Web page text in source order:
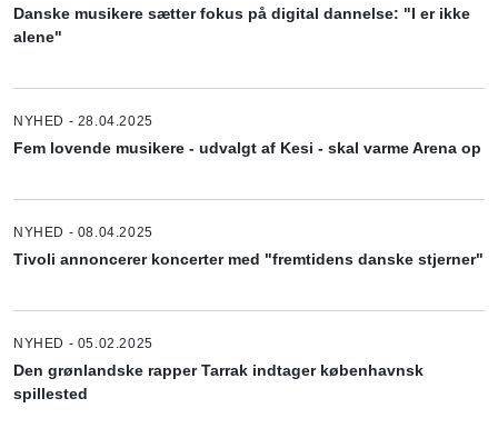
Danske musikere sætter fokus på digital dannelse: "I er ikke
alene"
NYHED - 28.04.2025
Fem lovende musikere - udvalgt af Kesi - skal varme Arena op
NYHED - 08.04.2025
Tivoli annoncerer koncerter med "fremtidens danske stjerner"
NYHED - 05.02.2025
Den grønlandske rapper Tarrak indtager københavnsk
spillested